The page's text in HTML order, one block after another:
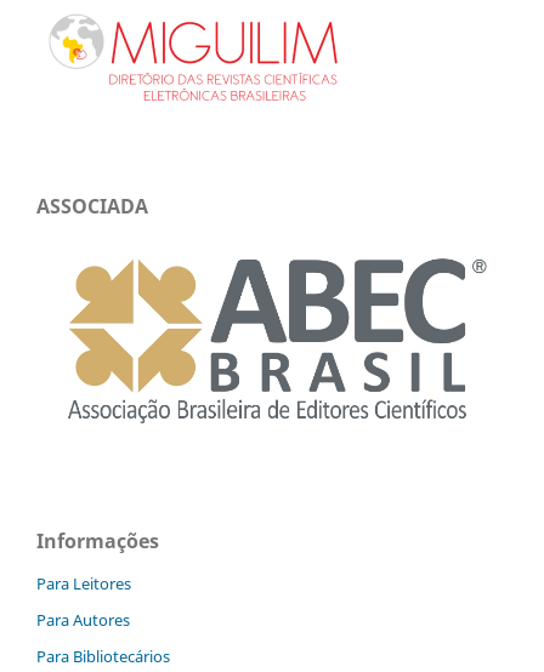
ASSOCIADA
Informações
Para Leitores
Para Autores
Para Bibliotecários